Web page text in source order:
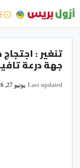
تنغير :
جهة درعة
Last updated يونيو 27, 2016